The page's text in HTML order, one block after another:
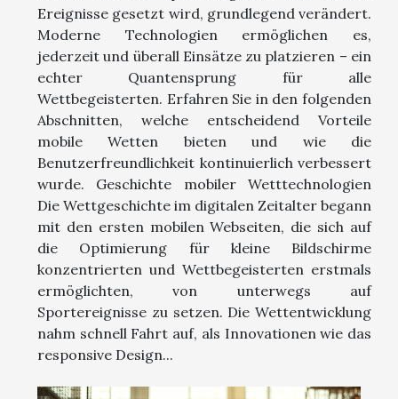
Ereignisse gesetzt wird, grundlegend verändert.
Moderne Technologien ermöglichen es,
jederzeit und überall Einsätze zu platzieren – ein
echter Quantensprung für alle
Wettbegeisterten. Erfahren Sie in den folgenden
Abschnitten, welche entscheidend Vorteile
mobile Wetten bieten und wie die
Benutzerfreundlichkeit kontinuierlich verbessert
wurde. Geschichte mobiler Wetttechnologien
Die Wettgeschichte im digitalen Zeitalter begann
mit den ersten mobilen Webseiten, die sich auf
die Optimierung für kleine Bildschirme
konzentrierten und Wettbegeisterten erstmals
ermöglichten, von unterwegs auf
Sportereignisse zu setzen. Die Wettentwicklung
nahm schnell Fahrt auf, als Innovationen wie das
responsive Design...